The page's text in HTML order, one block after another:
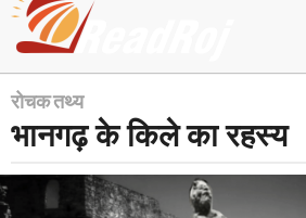
6
y
a
रोचक तथ्य
भानगढ़ के किले का रहस्य